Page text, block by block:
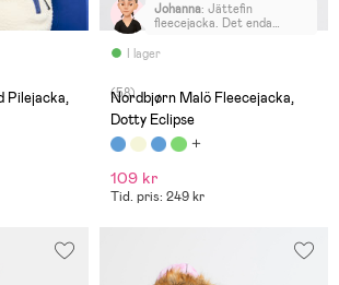
Pilejacka,
I lager
Johanna: Jättefin
fleecejacka. Det enda
på 79 kronor.
(58)
Nordbjørn Malö Fleecejacka,
Dotty Eclipse
109 kr
Tid. pris: 249 kr